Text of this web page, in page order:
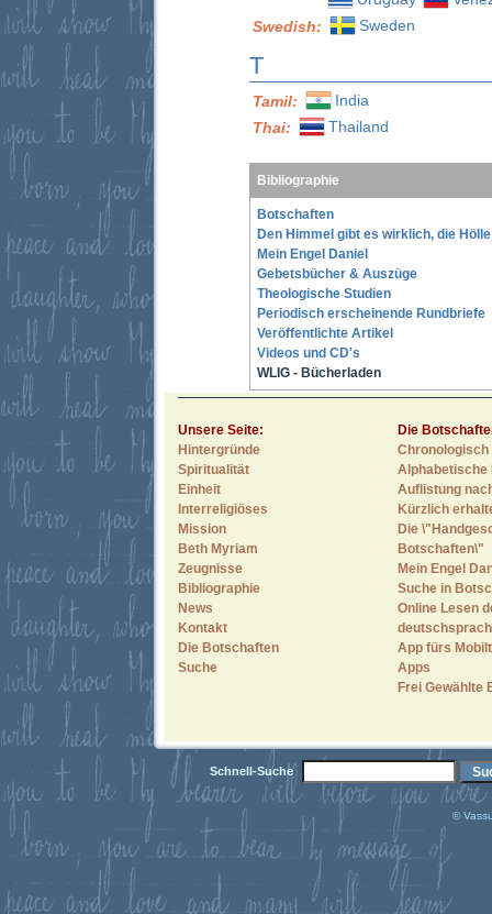
Swedish:
Sweden
T
Tamil:
India
Thai:
Thailand
Bibliographie
Botschaften
Den Himmel gibt es wirklich, die
Mein Engel Daniel
Gebetsbücher & Auszüge
Theologische Studien
Periodisch erscheinende Rundbriefe
Veröffentlichte Artikel
Videos und CD's
WLIG - Bücherladen
Unsere Seite:
Hintergründe
Spiritualität
Einheit
Interreligiöses
Mission
Beth Myriam
Zeugnisse
Bibliographie
News
Kontakt
Die Botschaften
Suche
Die
Alphabetische
Auflistung
Kürzlich
Die
Botschaften\"
Mein Engel
Suche in
Online Lesen
App fürs
Apps
Frei Gewählte
Schnell-Suche
©